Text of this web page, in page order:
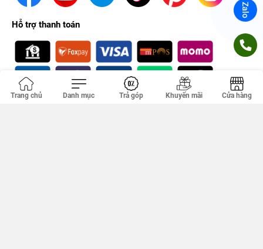
Hỗ trợ thanh toán
Zalo
Trang chủ Danh mục Trả góp Khuyến mãi Cửa hàng